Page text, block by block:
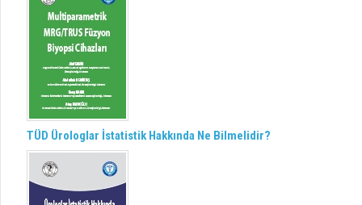
TÜD Ürologlar İstatistik Hakkında Ne Bilmelidir?